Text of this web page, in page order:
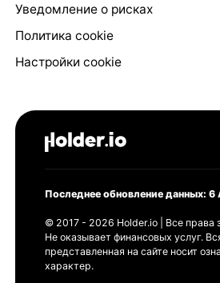
Уведомление о рисках
Политика cookie
Настройки cookie
Последнее обновление данных: 6
© 2017 - 2026 Holder.io | Все
Не оказывает финансовых услуг.
представленная на сайте носит
характер.